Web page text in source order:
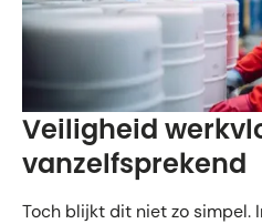
Veiligheid
vanzelfsprekend
Toch blijkt dit niet zo simpel.